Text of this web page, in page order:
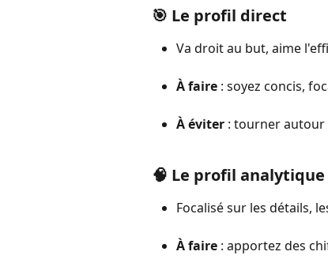
🎯 Le profil direct
Va droit au but, aime
À faire : soyez concis,
À éviter : tourner
🧠 Le profil analytique
Focalisé sur les détails,
À faire : apportez des